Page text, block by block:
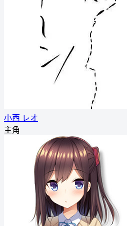
小西 レオ
主角